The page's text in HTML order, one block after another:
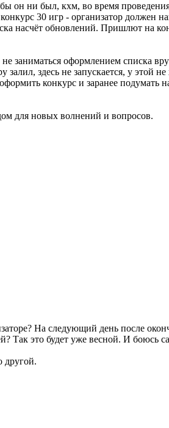
он ни был, кхм, во время
30 игр - организатор должен
насчёт обновлений. Пришлют на
заниматься оформлением списка
здесь не запускается, у этой
конкурс и заранее
для новых волнений и вопросов.
На следующий день после
это будет уже весной. И боюсь
другой.